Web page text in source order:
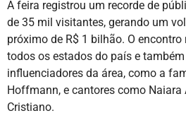
A feira registrou um recorde de
de 35 mil visitantes, gerando um
próximo de R$ 1 bilhão. O encontro
todos os estados do país e
influenciadores da área, como a
Hoffmann, e cantores como Naiara
Cristiano.